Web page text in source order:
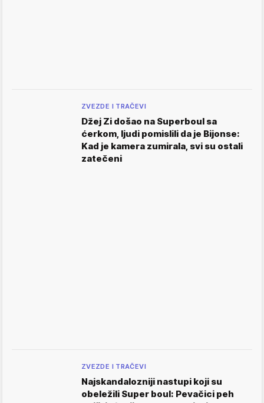
ZVEZDE I TRAČEVI
Džej Zi došao na Superboul sa
ćerkom, ljudi pomislili da je Bijonse:
Kad je kamera zumirala, svi su ostali
zatečeni
ZVEZDE I TRAČEVI
Najskandalozniji nastupi koji su
obeležili Super boul: Pevačici peh